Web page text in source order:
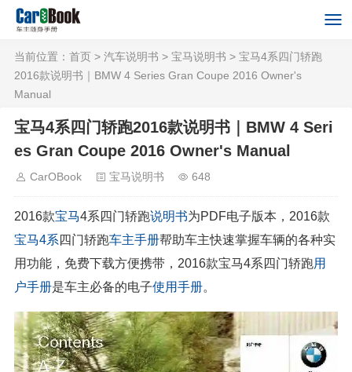
当前位置： 首页 > 汽车说明书 > 宝马说明书 > 宝马4系四门轿跑
2016款说明书｜BMW 4 Series Gran Coupe 2016 Owner's
Manual
宝马4系四门轿跑2016款说明书｜BMW 4 Seri
es Gran Coupe 2016 Owner's Manual
CarOBook 宝马说明书 648
2016款宝马4系四门轿跑说明书为PDF电子版本，2016款
宝马4系 四门轿跑车主手册帮助车主快速掌握车辆的各种实
用功能，免费下载方便携带，2016款宝马4系四门轿跑用
户手册是车主必备的电子使用手册。